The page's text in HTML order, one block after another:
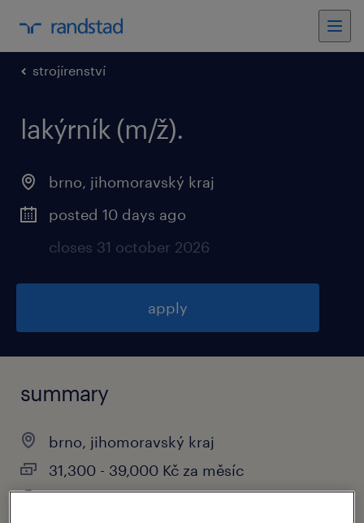
strojírenství
lakýrník (m/ž).
brno, jihomoravský kraj
posted 10 days ago
closes 31 october 2026
apply
summary
brno, jihomoravský kraj
31,300 - 39,000 Kč za měsíc
stálý úvazek